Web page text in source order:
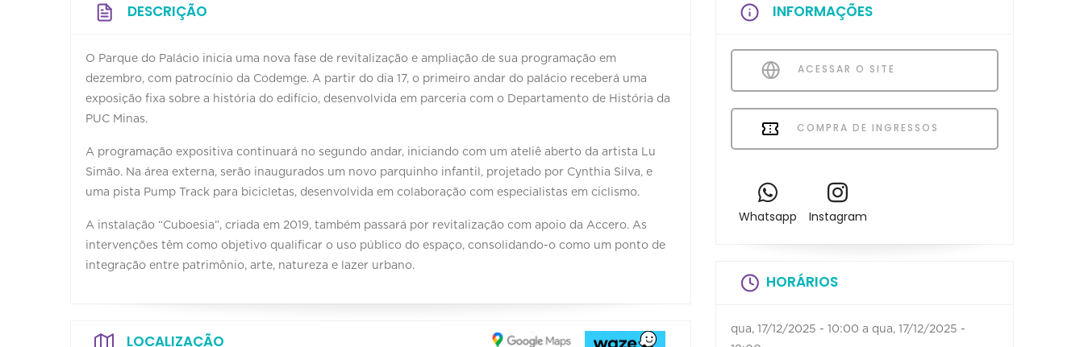
DESCRIÇÃO
O Parque do Palácio inicia uma nova fase de revitalização e ampliação de sua programação em
dezembro, com patrocínio da Codemge. A partir do dia 17, o primeiro andar do palácio receberá uma
exposição fixa sobre a história do edifício, desenvolvida em parceria com o Departamento de História da
PUC Minas.
A programação expositiva continuará no segundo andar, iniciando com um ateliê aberto da artista Lu
Simão. Na área externa, serão inaugurados um novo parquinho infantil, projetado por Cynthia Silva, e
uma pista Pump Track para bicicletas, desenvolvida em colaboração com especialistas em ciclismo.
A instalação “Cuboesia”, criada em 2019, também passará por revitalização com apoio da Accero. As
intervenções têm como objetivo qualificar o uso público do espaço, consolidando-o como um ponto de
integração entre patrimônio, arte, natureza e lazer urbano.
LOCALIZAÇÃO
INFORMAÇÕES
ACESSAR O SITE
COMPRA DE INGRESSOS
Whatsapp Instagram
HORÁRIOS
qua, 17/12/2025 - 10:00 a qua, 17/12/2025 -